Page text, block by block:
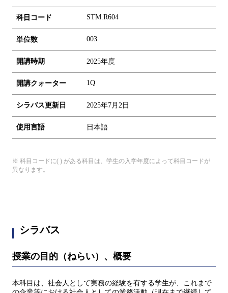
科目コード STM.R604
単位数 003
開講時期 2025年度
開講クォーター 1Q
シラバス更新日 2025年7月2日
使用言語 日本語
※ 科目コードに( ) がある科目は、学生の入学年度によって科目コードが
異なります。
シラバス
授業の目的（ねらい）、概要
本科目は、社会人として実務の経験を有する学生が、これまで